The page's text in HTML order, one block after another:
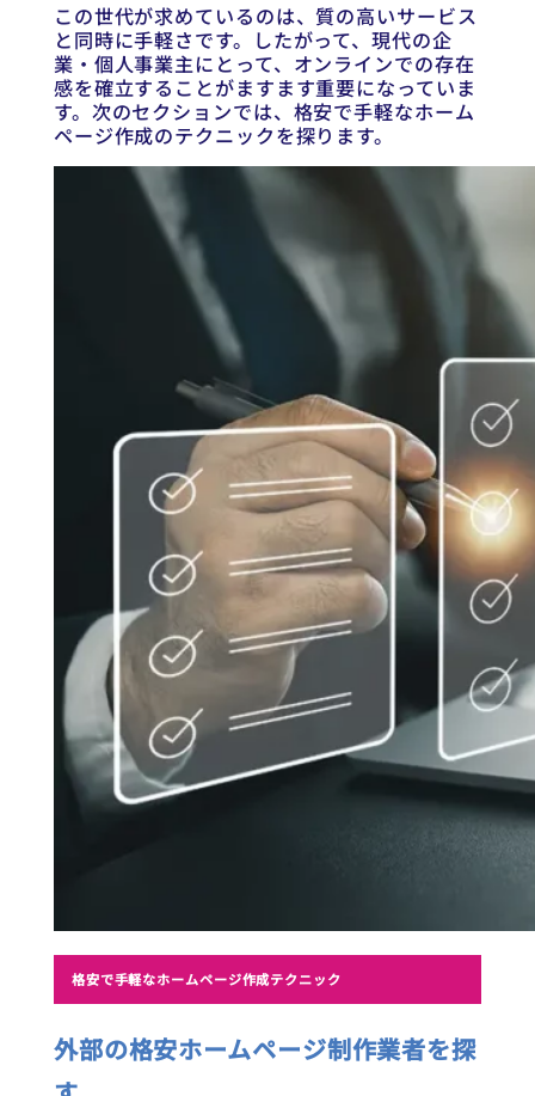
この世代が求めているのは、質の高いサービス
と同時に手軽さです。したがって、現代の企
業・個人事業主にとって、オンラインでの存在
感を確立することがますます重要になっていま
す。次のセクションでは、格安で手軽なホーム
ページ作成のテクニックを探ります。
格安で手軽なホームページ作成テクニック
外部の格安ホームページ制作業者を探